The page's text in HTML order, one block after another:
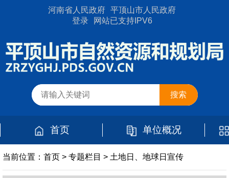
河南省人民政府 平顶山市人民政府
登录
网站已支持IPV6
首页 单位概况
当前位置： 首页 > 专题栏目 > 土地日、地球日宣传